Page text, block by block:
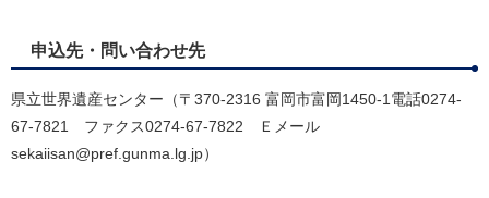
申込先・問い合わせ先
県立世界遺産センター（〒370-2316 富岡市富岡1450-1電話0274-
67-7821 ファクス0274-67-7822 Ｅメール
sekaiisan@pref.gunma.lg.jp）